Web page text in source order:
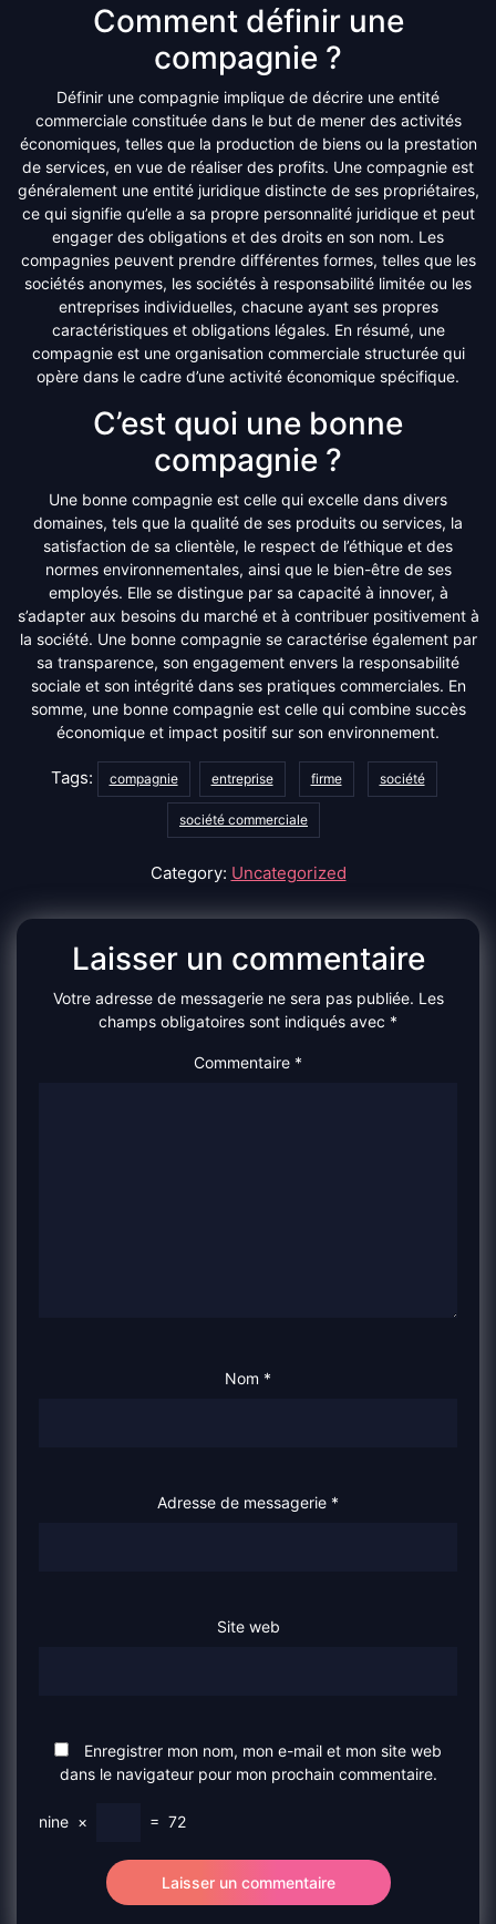
Comment définir une
compagnie ?
Définir une compagnie implique de décrire une entité
commerciale constituée dans le but de mener des activités
économiques, telles que la production de biens ou la prestation
de services, en vue de réaliser des profits. Une compagnie est
généralement une entité juridique distincte de ses propriétaires,
ce qui signifie qu’elle a sa propre personnalité juridique et peut
engager des obligations et des droits en son nom. Les
compagnies peuvent prendre différentes formes, telles que les
sociétés anonymes, les sociétés à responsabilité limitée ou les
entreprises individuelles, chacune ayant ses propres
caractéristiques et obligations légales. En résumé, une
compagnie est une organisation commerciale structurée qui
opère dans le cadre d’une activité économique spécifique.
C’est quoi une bonne
compagnie ?
Une bonne compagnie est celle qui excelle dans divers
domaines, tels que la qualité de ses produits ou services, la
satisfaction de sa clientèle, le respect de l’éthique et des
normes environnementales, ainsi que le bien-être de ses
employés. Elle se distingue par sa capacité à innover, à
s’adapter aux besoins du marché et à contribuer positivement à
la société. Une bonne compagnie se caractérise également par
sa transparence, son engagement envers la responsabilité
sociale et son intégrité dans ses pratiques commerciales. En
somme, une bonne compagnie est celle qui combine succès
économique et impact positif sur son environnement.
Tags: compagnie entreprise firme société
société commerciale
Category: Uncategorized
Laisser un commentaire
Votre adresse de messagerie ne sera pas publiée. Les
champs obligatoires sont indiqués avec *
Commentaire *
Nom *
Adresse de messagerie *
Site web
Enregistrer mon nom, mon e-mail et mon site web
dans le navigateur pour mon prochain commentaire.
nine × = 72